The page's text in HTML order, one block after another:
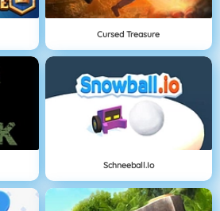
Cursed Treasure
Schneeball.io